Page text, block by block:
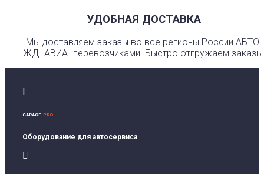
УДОБНАЯ ДОСТАВКА
Мы доставляем заказы во все регионы России АВТО-
ЖД- АВИА- перевозчиками. Быстро отгружаем
GARAGE-PRO
Оборудование для автосервиса
